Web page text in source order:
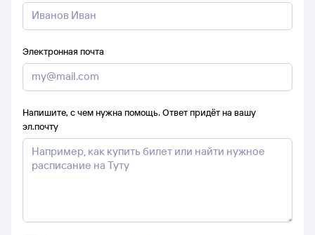
Электронная почта
Напишите, с чем нужна помощь. Ответ придёт на вашу
эл.почту